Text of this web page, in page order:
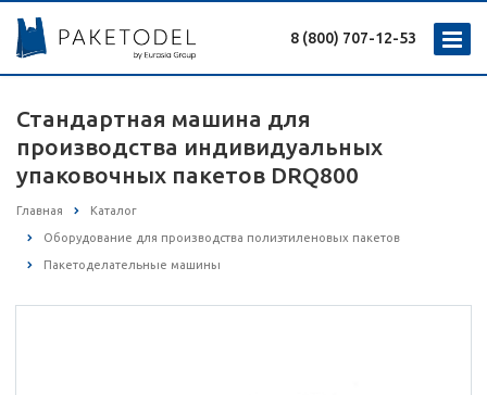
8 (800) 707-12-53
Стандартная машина для
производства индивидуальных
упаковочных пакетов DRQ800
Главная Каталог
Оборудование для производства полиэтиленовых пакетов
Пакетоделательные машины